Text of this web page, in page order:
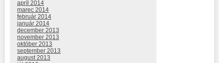
apríl 2014
marec 2014
február 2014
január 2014
december 2013
november 2013
október 2013
september 2013
august 2013